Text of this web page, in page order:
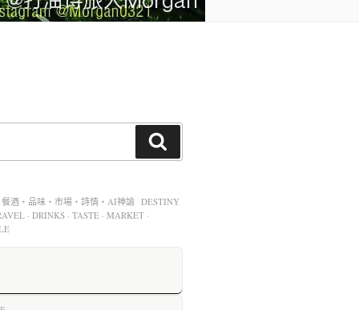
酒・品味・市場・詩情・AI神諭 DESTINY
· DRINKS · TASTE · MARKET ·